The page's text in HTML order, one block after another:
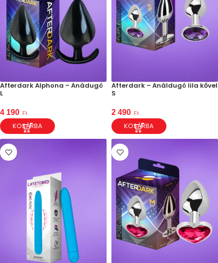
Afterdark Alphona – Anádugó
L
4 190 Ft
KOSÁRBA
Afterdark – Análdugó lila kővel
S
2 490 Ft
KOSÁRBA